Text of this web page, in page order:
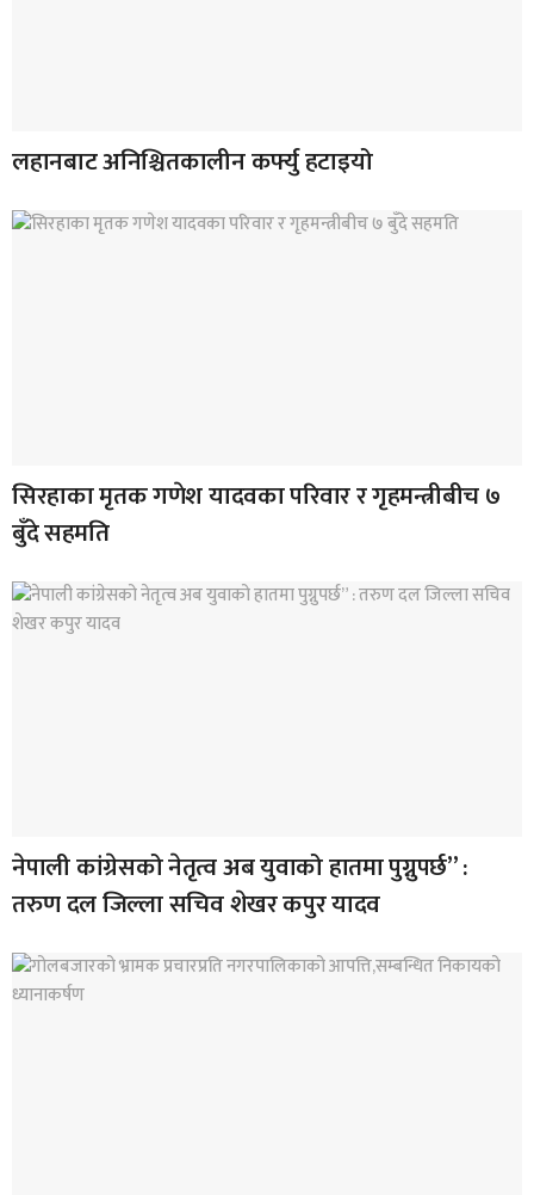
लहानबाट अनिश्चितकालीन कर्फ्यु हटाइयो
सिरहाका मृतक गणेश यादवका परिवार र गृहमन्त्रीबीच ७
बुँदे सहमति
नेपाली कांग्रेसको नेतृत्व अब युवाको हातमा पुग्नुपर्छ” :
तरुण दल जिल्ला सचिव शेखर कपुर यादव